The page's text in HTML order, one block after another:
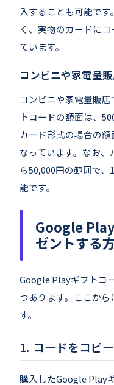
入することも可能で
く、実物のカードに
ています。
コンビニや家電量
コンビニや家電量販
トコードの額面は、
カード形式の場合の
なっています。なお
ら50,000円の範囲で
能です。
Google
ゼントする
Google Playギフトコ
つあります。ここか
す。
コードをコピ
購入したGoogle Play